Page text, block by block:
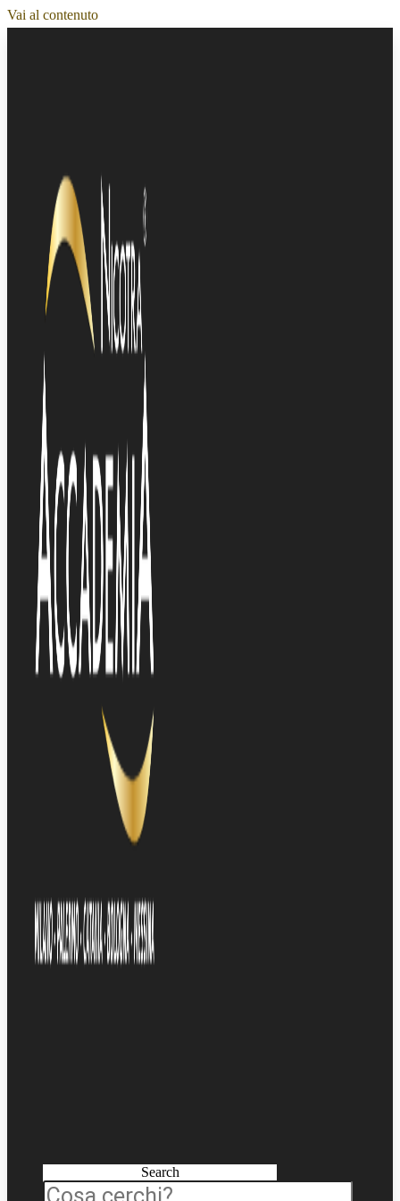
Vai al contenuto
Search